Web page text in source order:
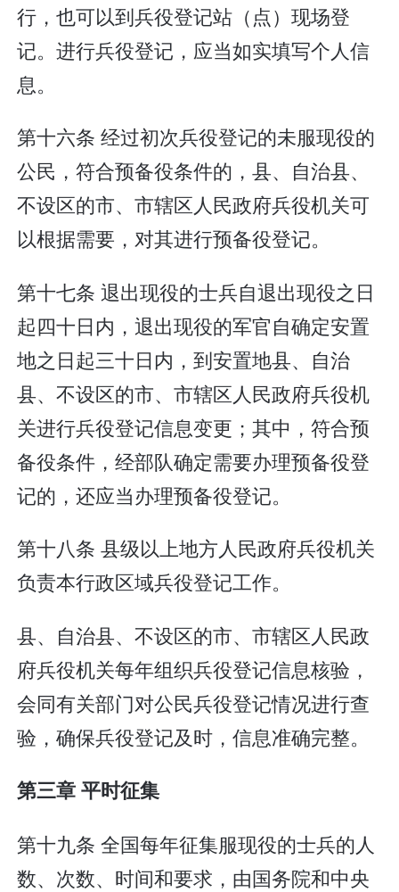
行，也可以到兵役登记站（点）现场登
记。进行兵役登记，应当如实填写个人信
息。
第十六条 经过初次兵役登记的未服现役的
公民，符合预备役条件的，县、自治县、
不设区的市、市辖区人民政府兵役机关可
以根据需要，对其进行预备役登记。
第十七条 退出现役的士兵自退出现役之日
起四十日内，退出现役的军官自确定安置
地之日起三十日内，到安置地县、自治
县、不设区的市、市辖区人民政府兵役机
关进行兵役登记信息变更；其中，符合预
备役条件，经部队确定需要办理预备役登
记的，还应当办理预备役登记。
第十八条 县级以上地方人民政府兵役机关
负责本行政区域兵役登记工作。
县、自治县、不设区的市、市辖区人民政
府兵役机关每年组织兵役登记信息核验，
会同有关部门对公民兵役登记情况进行查
验，确保兵役登记及时，信息准确完整。
第三章 平时征集
第十九条 全国每年征集服现役的士兵的人
数、次数、时间和要求，由国务院和中央